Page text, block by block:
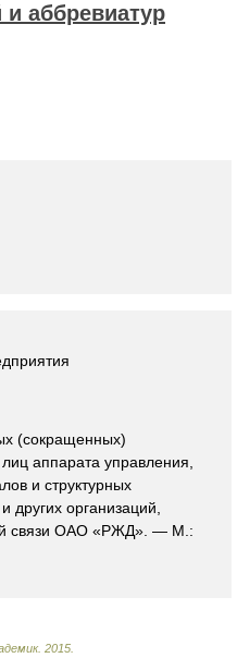
аббревиатур
(сокращенных)
аппарата управления,
и структурных
организаций,
связи ОАО «РЖД». — М.:
. 2015